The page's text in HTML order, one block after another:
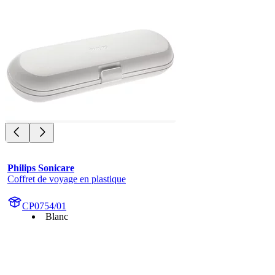
Philips Sonicare
Coffret de voyage en plastique
CP0754/01
Blanc